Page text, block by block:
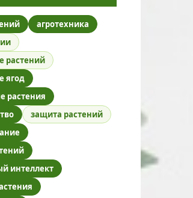
агротехника
растений
ягод
растения
защита растений
интеллект